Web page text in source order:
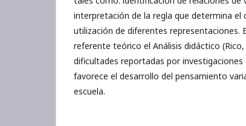
interpretación de la regla que determina
utilización de diferentes representaciones.
referente teórico el Análisis didáctico
dificultades reportadas por investigaciones
favorece el desarrollo del pensamiento
escuela.